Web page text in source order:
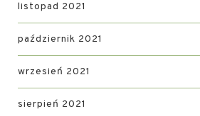
listopad 2021
październik 2021
wrzesień 2021
sierpień 2021